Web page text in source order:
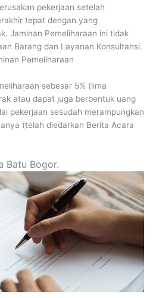
pekerjaan setelah
tepat dengan yang
Jaminan Pemeliharaan ini tidak
Barang dan Layanan Konsultansi.
Pemeliharaan
sebesar 5% (lima
atau dapat juga berbentuk uang
pekerjaan sesudah merampungkan
(telah diedarkan Berita Acara
Batu Bogor.